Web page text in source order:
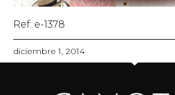
Ref: e-1378
diciembre 1, 2014